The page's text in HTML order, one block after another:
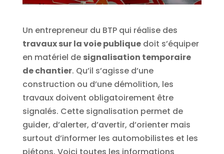
Un entrepreneur du BTP qui réalise des
travaux sur la voie publiquedoit s’équiper
en matériel de signalisation temporaire
de chantier. Qu’il s’agisse d’une
construction ou d’une démolition, les
travaux doivent obligatoirement être
signalés. Cette signalisation permet de
guider, d’alerter, d’avertir, d’orienter mais
surtout d’informer les automobilistes et les
piétons. Voici toutes les informations